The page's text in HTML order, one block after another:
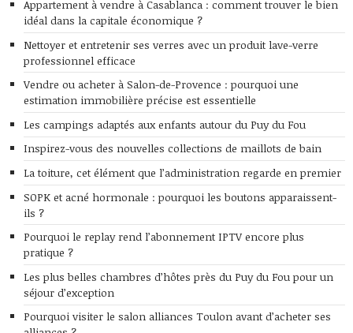
Appartement à vendre à Casablanca : comment trouver le bien
idéal dans la capitale économique ?
Nettoyer et entretenir ses verres avec un produit lave-verre
professionnel efficace
Vendre ou acheter à Salon-de-Provence : pourquoi une
estimation immobilière précise est essentielle
Les campings adaptés aux enfants autour du Puy du Fou
Inspirez-vous des nouvelles collections de maillots de bain
La toiture, cet élément que l’administration regarde en premier
SOPK et acné hormonale : pourquoi les boutons apparaissent-
ils ?
Pourquoi le replay rend l’abonnement IPTV encore plus
pratique ?
Les plus belles chambres d’hôtes près du Puy du Fou pour un
séjour d’exception
Pourquoi visiter le salon alliances Toulon avant d’acheter ses